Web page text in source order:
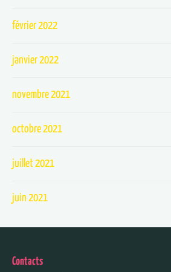
février 2022
janvier 2022
novembre 2021
octobre 2021
juillet 2021
juin 2021
Contacts